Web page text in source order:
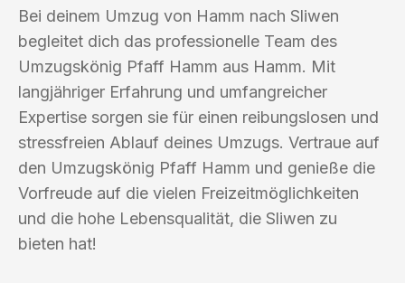
Bei deinem Umzug von Hamm nach Sliwen
begleitet dich das professionelle Team des
Umzugskönig Pfaff Hamm aus Hamm. Mit
langjähriger Erfahrung und umfangreicher
Expertise sorgen sie für einen reibungslosen und
stressfreien Ablauf deines Umzugs. Vertraue auf
den Umzugskönig Pfaff Hamm und genieße die
Vorfreude auf die vielen Freizeitmöglichkeiten
und die hohe Lebensqualität, die Sliwen zu
bieten hat!